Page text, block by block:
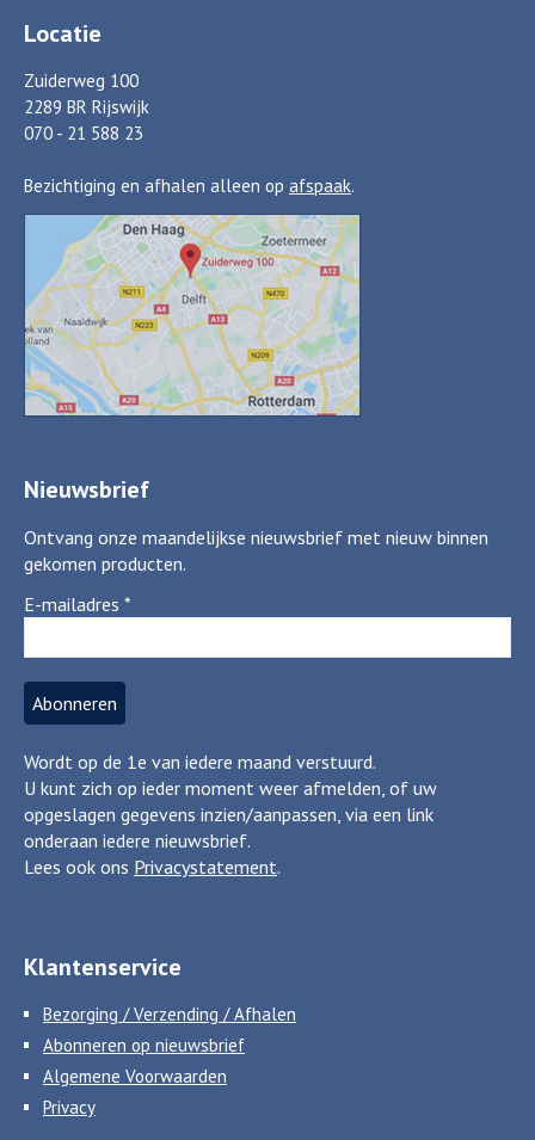
Locatie
Zuiderweg 100
2289 BR Rijswijk
070 - 21 588 23
Bezichtiging en afhalen alleen op afspaak.
Nieuwsbrief
Ontvang onze maandelijkse nieuwsbrief met nieuw binnen
gekomen producten.
E-mailadres *
Wordt op de 1e van iedere maand verstuurd.
U kunt zich op ieder moment weer afmelden, of uw
opgeslagen gegevens inzien/aanpassen, via een link
onderaan iedere nieuwsbrief.
Lees ook ons Privacystatement.
Klantenservice
Bezorging / Verzending / Afhalen
Abonneren op nieuwsbrief
Algemene Voorwaarden
Privacy